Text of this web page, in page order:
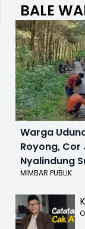
BALE
Warga
Royong, Cor
Nyalindung
MIMBAR PUBLIK